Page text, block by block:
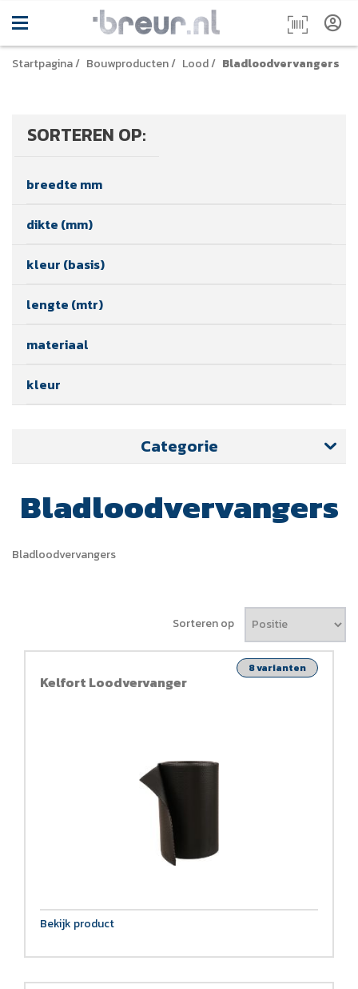
Startpagina/ Bouwproducten/ Lood/ Bladloodvervangers
SORTEREN OP:
breedte mm
dikte (mm)
kleur (basis)
lengte (mtr)
materiaal
kleur
Categorie
Bladloodvervangers
Bladloodvervangers
Sorteren op
Kelfort Loodvervanger
8 varianten
Bekijk product